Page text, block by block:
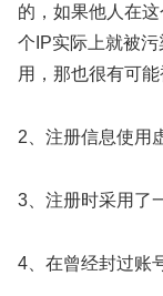
的，如果他人在
个IP实际上就被
用，那也很有可能
2、注册信息使用
3、注册时采用了
4、在曾经封过账